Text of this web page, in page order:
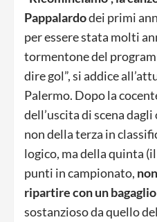
Pappalardodei primi
per essere stata molti
tormentone del
dire gol”, si addice
Palermo. Dopo la
dell’uscita di scena
non della terza in
logico, ma della quinta
punti in campionato,
ripartire con un
sostanzioso da quello